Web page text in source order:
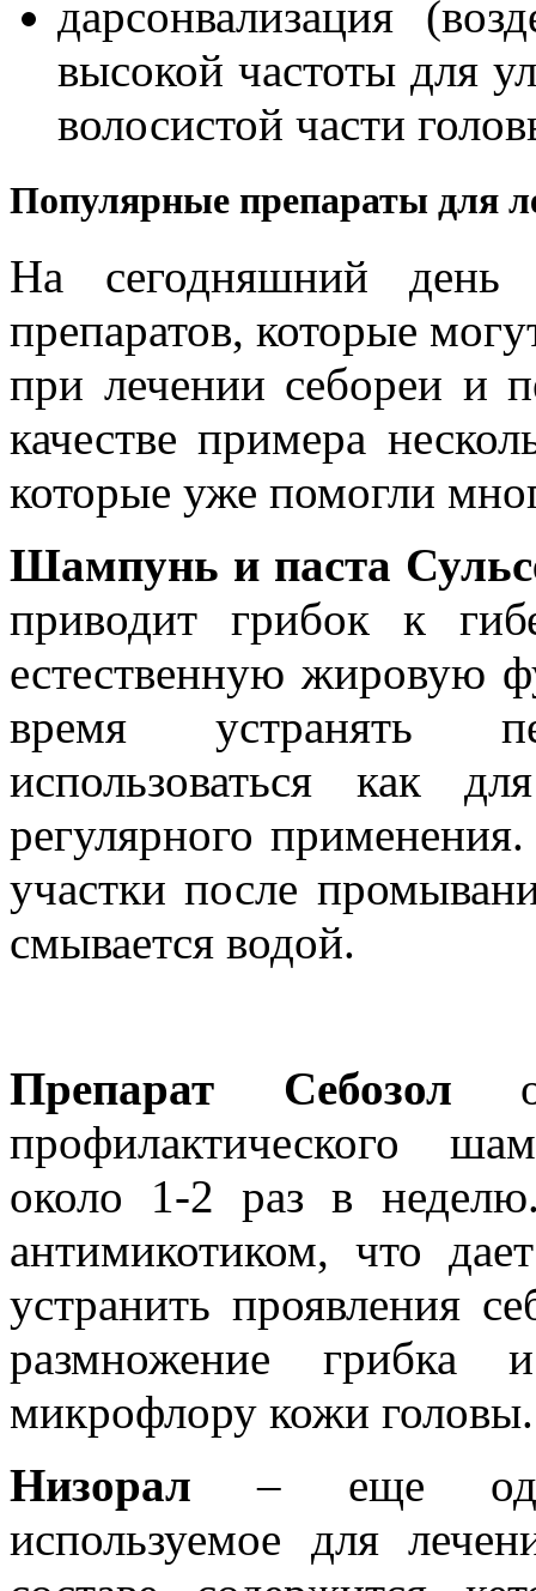
дарсонвализация
высокой частоты для
волосистой части
Популярные препараты для
На сегодняшний день
препаратов, которые
при лечении себореи и
качестве примера
которые уже помогли
Шампунь и паста
приводит грибок к
естественную жировую
время устранять
использоваться как
регулярного
участки после
смывается водой.
Препарат Себозол
профилактического
около 1-2 раз в
антимикотиком, что
устранить проявления
размножение грибка
микрофлору кожи головы.
Низорал – еще одно
используемое для